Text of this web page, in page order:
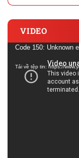
VIDEO
Trình
Video
Code 150: Unknown
Tải về tệp tin: https://